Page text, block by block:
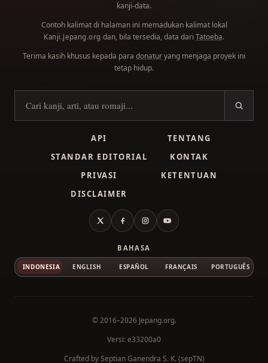
kanji-data.
Contoh kalimat di halaman ini memadukan kalimat lokal
Kanji.Jepang.org dan, bila tersedia, data dari Tatoeba.
Terima kasih khusus kepada para donaturyang menjaga proyek ini
tetap hidup.
Cari kanji
API
TENTANG
STANDAR EDITORIAL
KONTAK
PRIVASI
KETENTUAN
DISCLAIMER
X FacebookInstagramYouTube
BAHASA
INDONESIA ENGLISH ESPAÑOL FRANÇAIS PORTUGUÊS
© 2016–2026 Jepang.org.
Versi: e33200a0
Crafted bySeptian Ganendra S. K. (sepTN)